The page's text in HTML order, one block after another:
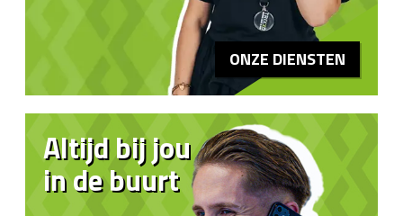
ONZE DIENSTEN
Altijd bij jou
in de buurt